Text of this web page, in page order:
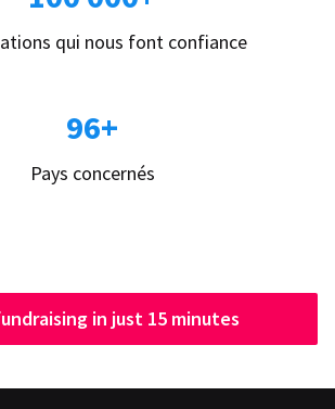
qui nous font confiance
96+
Pays concernés
in just 15 minutes